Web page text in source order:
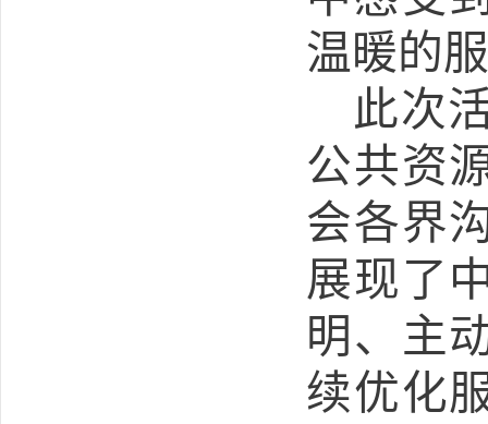
温暖的
此次
公共资
会各界
展现了
明、主
续优化